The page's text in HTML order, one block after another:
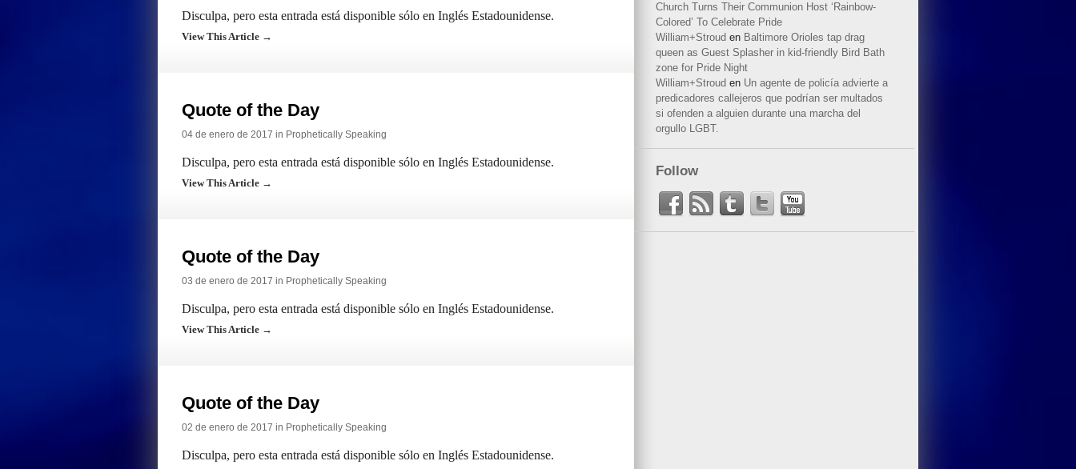
Disculpa, pero esta entrada está disponible sólo en Inglés Estadounidense.
View This Article →
Quote of the Day
04 de enero de 2017 in Prophetically Speaking
Disculpa, pero esta entrada está disponible sólo en Inglés Estadounidense.
View This Article →
Quote of the Day
03 de enero de 2017 in Prophetically Speaking
Disculpa, pero esta entrada está disponible sólo en Inglés Estadounidense.
View This Article →
Quote of the Day
02 de enero de 2017 in Prophetically Speaking
Disculpa, pero esta entrada está disponible sólo en Inglés Estadounidense.
Church Turns Their Communion Host ‘Rainbow-
Colored’ To Celebrate Pride
William+Stroud en Baltimore Orioles tap drag
queen as Guest Splasher in kid-friendly Bird Bath
zone for Pride Night
William+Stroud en Un agente de policía advierte a
predicadores callejeros que podrían ser multados
si ofenden a alguien durante una marcha del
orgullo LGBT.
Follow